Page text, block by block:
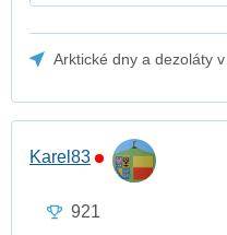
Arktické dny a dezoláty
Karel83
921